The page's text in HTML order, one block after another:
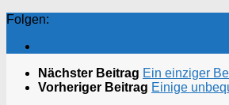
Folgen:
Nächster Beitrag Ein einziger
Vorheriger Beitrag Einige